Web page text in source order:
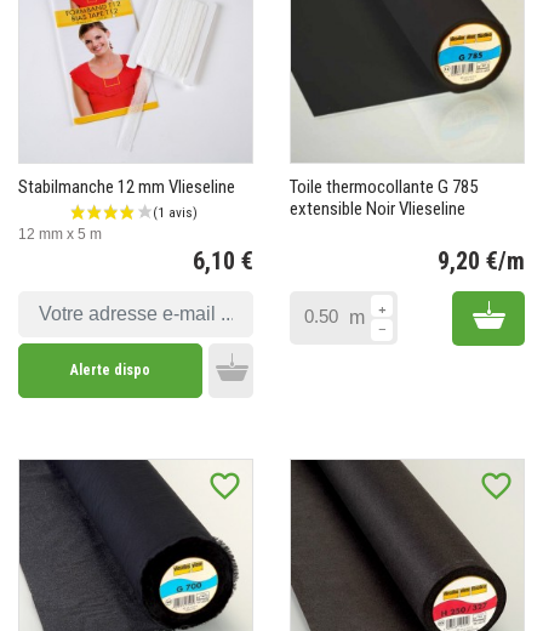
Stabilmanche 12 mm Vlieseline
12 mm x 5 m
6,10 €
Alerte dispo
Toile thermocollante G 785
extensible Noir Vlieseline
9,20 €/m
m Add
favorite_border favorite_border